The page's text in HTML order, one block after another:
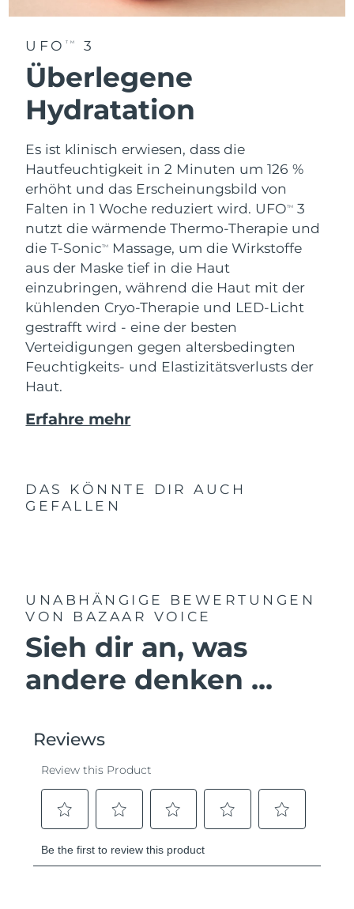
UFO TM 3
Überlegene
Hydratation
Es ist klinisch erwiesen, dass die
Hautfeuchtigkeit in 2 Minuten um 126 %
erhöht und das Erscheinungsbild von
Falten in 1 Woche reduziert wird. UFOTM
3
nutzt die wärmende Thermo-Therapie und
die T-SonicTM
Massage, um die Wirkstoffe
aus der Maske tief in die Haut
einzubringen, während die Haut mit der
kühlenden Cryo-Therapie und LED-Licht
gestrafft wird - eine der besten
Verteidigungen gegen altersbedingten
Feuchtigkeits- und Elastizitätsverlusts der
Haut.
Erfahre mehr
DAS KÖNNTE DIR AUCH
GEFALLEN
UNABHÄNGIGE BEWERTUNGEN
VON BAZAAR VOICE
Sieh dir an, was
andere denken ...
Vereinigte Arabische
Vereinigtes
Königreich
Vereinigte Staaten
Usbekistan
Erwartete Lieferung
13/08/2026
Vietnam
Erwartete Lieferung
14/08/2026